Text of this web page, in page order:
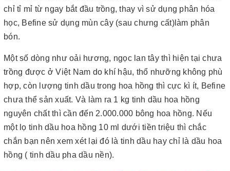
chỉ tỉ mỉ từ ngay bắt đầu trồng, thay vì sử dụng phân hóa
học, Befine sử dụng mùn cây (sau chưng cất)làm phân
bón.
Một số dòng như oải hương, ngọc lan tây thì hiện tại chưa
trồng được ở Việt Nam do khí hậu, thổ nhưỡng không phù
hợp, còn lượng tinh dầu trong hoa hồng thì cực kì ít, Befine
chưa thể sản xuất. Và làm ra 1 kg tinh dầu hoa hồng
nguyên chất thì cần đến 2.000.000 bông hoa hồng. Nếu
một lọ tinh dầu hoa hồng 10 ml dưới tiền triệu thì chắc
chắn bạn nên xem xét lại đó là tinh dầu hay chỉ là dầu hoa
hồng ( tinh dầu pha dầu nền).